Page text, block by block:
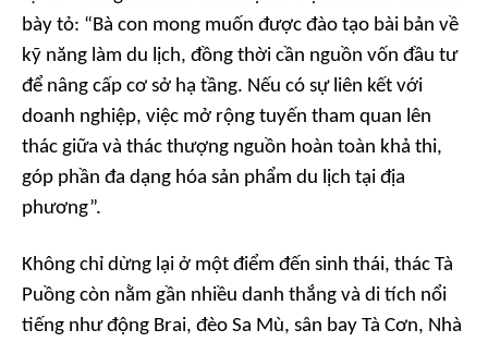
bày tỏ: “Bà con mong muốn được đào tạo bài bản về
kỹ năng làm du lịch, đồng thời cần nguồn vốn đầu tư
để nâng cấp cơ sở hạ tầng. Nếu có sự liên kết với
doanh nghiệp, việc mở rộng tuyến tham quan lên
thác giữa và thác thượng nguồn hoàn toàn khả thi,
góp phần đa dạng hóa sản phẩm du lịch tại địa
phương”.
Không chỉ dừng lại ở một điểm đến sinh thái, thác Tà
Puồng còn nằm gần nhiều danh thắng và di tích nổi
tiếng như động Brai, đèo Sa Mù, sân bay Tà Cơn, Nhà